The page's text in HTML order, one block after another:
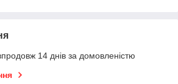
14 днів за домовленістю